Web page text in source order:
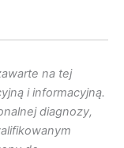
na tej
i informacyjną.
diagnozy,